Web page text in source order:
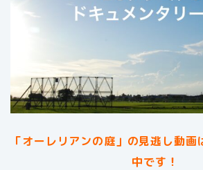
「オーレリアンの庭」の見逃し動
中です！